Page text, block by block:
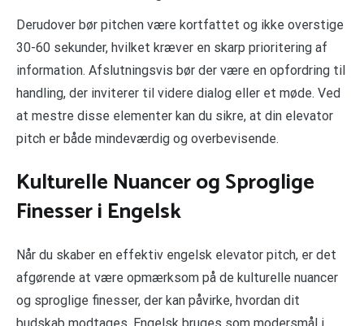
Derudover bør pitchen være kortfattet og ikke overstige
30-60 sekunder, hvilket kræver en skarp prioritering af
information. Afslutningsvis bør der være en opfordring til
handling, der inviterer til videre dialog eller et møde. Ved
at mestre disse elementer kan du sikre, at din elevator
pitch er både mindeværdig og overbevisende.
Kulturelle Nuancer og Sproglige
Finesser i Engelsk
Når du skaber en effektiv engelsk elevator pitch, er det
afgørende at være opmærksom på de kulturelle nuancer
og sproglige finesser, der kan påvirke, hvordan dit